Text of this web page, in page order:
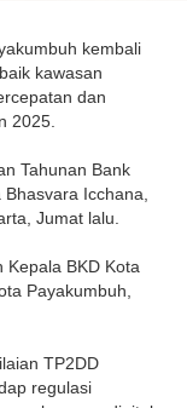
kembali
kawasan
dan
2025.
Tahunan Bank
Icchana,
Jumat lalu.
BKD Kota
Payakumbuh,
TP2DD
regulasi